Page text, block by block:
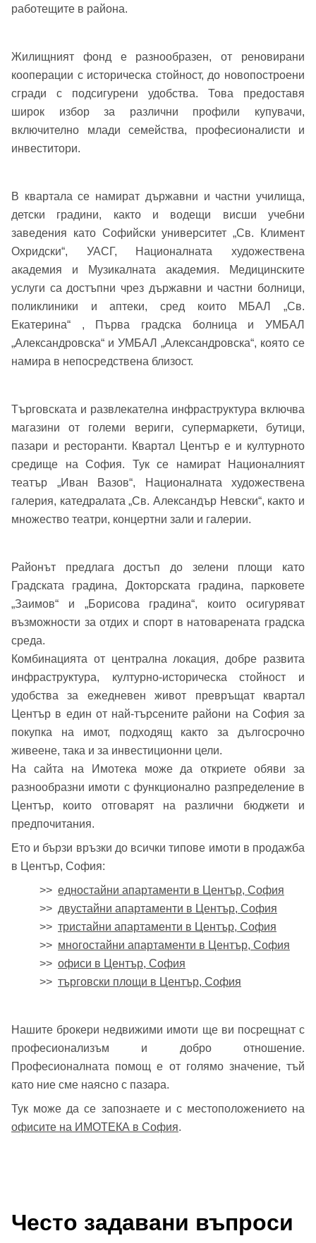
Добре дошъл!
Имейл Адрес
Парола
Забравена парола?
Вход
Вход като гост
или използвай профил
Вход с Facebook
работещите в района.
Жилищният фонд е разнообразен, от реновирани
кооперации с историческа стойност, до новопостроени
сгради с подсигурени удобства. Това предоставя
широк избор за различни профили купувачи,
включително млади семейства, професионалисти и
инвеститори.
В квартала се намират държавни и частни училища,
детски градини, както и водещи висши учебни
заведения като Софийски университет „Св. Климент
Охридски“, УАСГ, Националната художествена
академия и Музикалната академия. Медицинските
услуги са достъпни чрез държавни и частни болници,
поликлиники и аптеки, сред които МБАЛ „Св.
Екатерина“ , Първа градска болница и УМБАЛ
„Александровска“ и УМБАЛ „Александровска“, която се
намира в непосредствена близост.
Търговската и развлекателна инфраструктура включва
магазини от големи вериги, супермаркети, бутици,
пазари и ресторанти. Квартал Център е и културното
средище на София. Тук се намират Националният
театър „Иван Вазов“, Националната художествена
галерия, катедралата „Св. Александър Невски“, както и
множество театри, концертни зали и галерии.
Районът предлага достъп до зелени площи като
Градската градина, Докторската градина, парковете
„Заимов“ и „Борисова градина“, които осигуряват
възможности за отдих и спорт в натоварената градска
среда.
Комбинацията от централна локация, добре развита
инфраструктура, културно-историческа стойност и
удобства за ежедневен живот превръщат квартал
Център в един от най-търсените райони на София за
покупка на имот, подходящ както за дългосрочно
живеене, така и за инвестиционни цели.
На сайта на Имотека може да откриете обяви за
разнообразни имоти с функционално разпределение в
Център, които отговарят на различни бюджети и
предпочитания.
Ето и бързи връзки до всички типове имоти в продажба
в Център, София:
>> едностайни апартаменти в Център, София
>> двустайни апартаменти в Център, София
>> тристайни апартаменти в Център, София
>> многостайни апартаменти в Център, София
>> офиси в Център, София
>> търговски площи в Център, София
Нашите брокери недвижими имоти ще ви посрещнат с
професионализъм и добро отношение.
Професионалната помощ е от голямо значение, тъй
като ние сме наясно с пазара.
Тук може да се запознаете и с местоположението на
офисите на ИМОТЕКА в София.
Често задавани въпроси
Име*
Телефон*
Вашето запитване стигна до нас. Ще
се обадим възможно най-бързо.